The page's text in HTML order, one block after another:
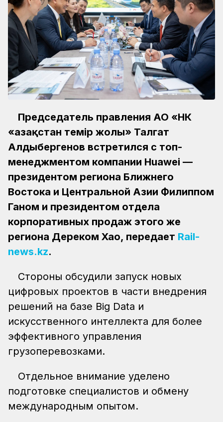
Председатель правления АО «НК
«Қазақстан темір жолы» Талгат
Алдыбергенов встретился с топ-
менеджментом компании Huawei —
президентом региона Ближнего
Востока и Центральной Азии Филиппом
Ганом и президентом отдела
корпоративных продаж этого же
региона Дереком Хао, передает Rail-
news.kz.
Стороны обсудили запуск новых
цифровых проектов в части внедрения
решений на базе Big Data и
искусственного интеллекта для более
эффективного управления
грузоперевозками.
Отдельное внимание уделено
подготовке специалистов и обмену
международным опытом.